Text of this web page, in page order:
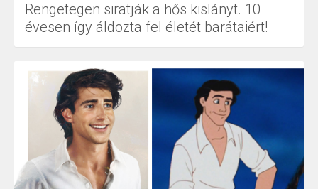
Rengetegen siratják a hős kislányt. 10
évesen így áldozta fel életét barátaiért!